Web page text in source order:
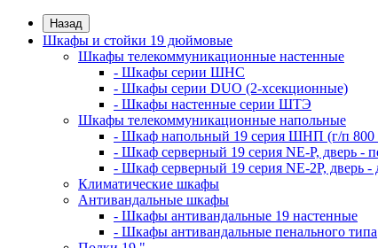
Назад
Шкафы и стойки 19 дюймовые
Шкафы телекоммуникационные настенные
- Шкафы серии ШНС
- Шкафы серии DUO (2-хсекционные)
- Шкафы настенные серии ШТЭ
Шкафы телекоммуникационные напольные
- Шкаф напольный 19 серия ШНП (г/п 800
- Шкаф серверный 19 серия NE-P, дверь -
- Шкаф серверный 19 серия NE-2P, дверь -
Климатические шкафы
Антивандальные шкафы
- Шкафы антивандальные 19 настенные
- Шкафы антивандальные пенального типа